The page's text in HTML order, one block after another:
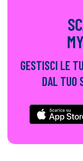
GESTISCI LE
DAL TUO